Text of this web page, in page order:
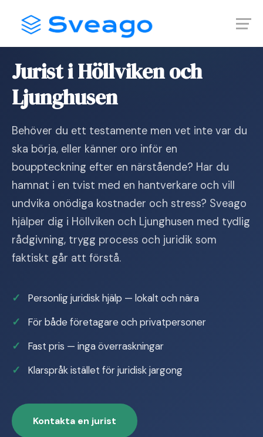
content
Jurist i Höllviken och
Ljunghusen
Behöver du ett testamente men vet inte var du
ska börja, eller känner oro inför en
bouppteckning efter en närstående? Har du
hamnat i en tvist med en hantverkare och vill
undvika onödiga kostnader och stress? Sveago
hjälper dig i Höllviken och Ljunghusen med tydlig
rådgivning, trygg process och juridik som
faktiskt går att förstå.
Personlig juridisk hjälp — lokalt och nära
För både företagare och privatpersoner
Fast pris — inga överraskningar
Klarspråk istället för juridisk jargong
Kontakta en jurist